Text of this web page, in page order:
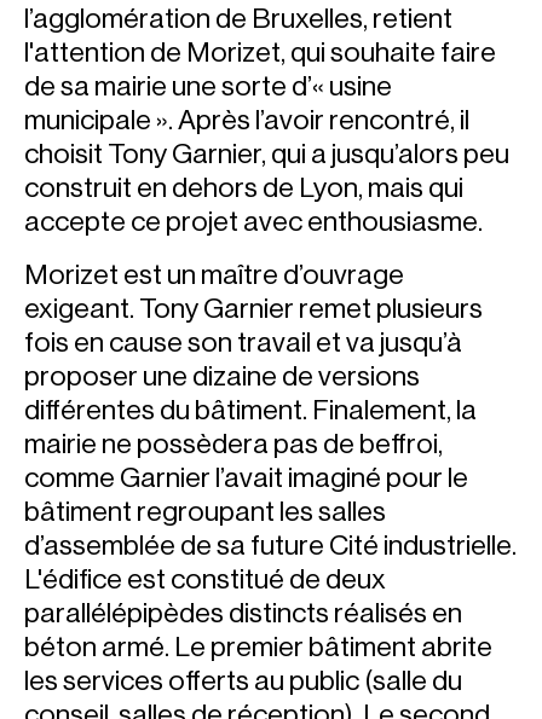
l’agglomération de Bruxelles, retient
l'attention de Morizet, qui souhaite faire
de sa mairie une sorte d’« usine
municipale ». Après l’avoir rencontré, il
choisit Tony Garnier, qui a jusqu’alors peu
construit en dehors de Lyon, mais qui
accepte ce projet avec enthousiasme.
Morizet est un maître d’ouvrage
exigeant. Tony Garnier remet plusieurs
fois en cause son travail et va jusqu’à
proposer une dizaine de versions
différentes du bâtiment. Finalement, la
mairie ne possèdera pas de beffroi,
comme Garnier l’avait imaginé pour le
bâtiment regroupant les salles
d’assemblée de sa future Cité industrielle.
L'édifice est constitué de deux
parallélépipèdes distincts réalisés en
béton armé. Le premier bâtiment abrite
les services offerts au public (salle du